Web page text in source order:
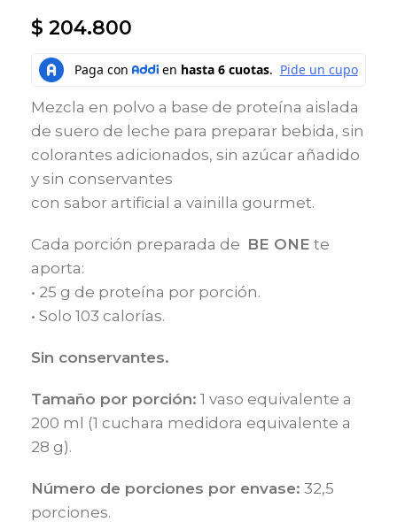
$ 204.800
Mezcla en polvo a base de proteína aislada
de suero de leche para preparar bebida, sin
colorantes adicionados, sin azúcar añadido
y sin conservantes
con sabor artificial a vainilla gourmet.
Cada porción preparada de BE ONE te
aporta:
• 25 g de proteína por porción.
• Solo 103 calorías.
Sin conservantes.
Tamaño por porción: 1 vaso equivalente a
200 ml (1 cuchara medidora equivalente a
28 g).
Número de porciones por envase: 32,5
porciones.